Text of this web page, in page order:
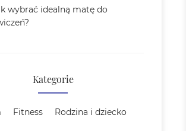
wybrać idealną matę do
Kategorie
Fitness Rodzina i dziecko